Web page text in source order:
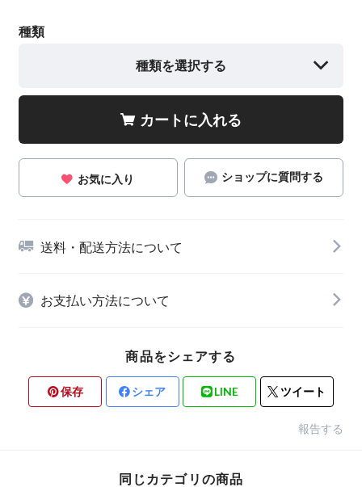
種類
種類を選択する
カートに入れる
お気に入り ショップに質問する
送料・配送方法について
お支払い方法について
商品をシェアする
保存 シェア LINE ツイート
報告する
同じカテゴリの商品